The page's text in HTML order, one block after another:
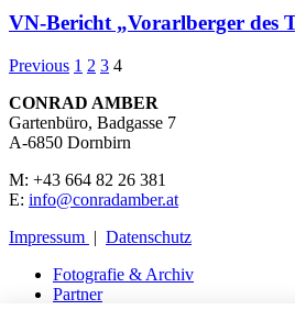
VN-Bericht „Vorarlberger des
Previous 1 2 3 4
CONRAD AMBER
Gartenbüro, Badgasse 7
A-6850 Dornbirn
M: +43 664 82 26 381
E: info@conradamber.at
Impressum | Datenschutz
Fotografie & Archiv
Partner